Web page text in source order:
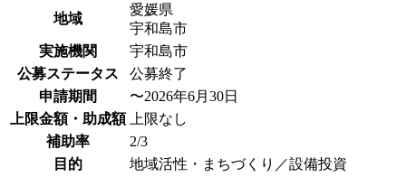
地域
愛媛県
宇和島市
実施機関
宇和島市
公募ステータス
公募終了
申請期間
〜2026年6月30日
上限金額・助成額
上限なし
補助率
2/3
目的
地域活性・まちづくり／設備投資